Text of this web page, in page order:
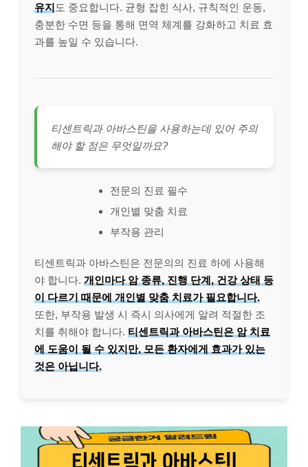
유지 도 중요합니다. 균형 잡힌 식사, 규칙적인 운동,
충분한 수면 등을 통해 면역 체계를 강화하고 치료 효
과를 높일 수 있습니다.
티센트릭과 아바스틴을 사용하는데 있어 주의
해야 할 점은 무엇일까요?
전문의 진료 필수
개인별 맞춤 치료
부작용 관리
티센트릭과 아바스틴은 전문의의 진료 하에 사용해
야 합니다. 개인마다 암 종류, 진행 단계, 건강 상태 등
이 다르기 때문에 개인별 맞춤 치료가 필요합니다.
또한, 부작용 발생 시 즉시 의사에게 알려 적절한 조
치를 취해야 합니다. 티센트릭과 아바스틴은 암 치료
에 도움이 될 수 있지만, 모든 환자에게 효과가 있는
것은 아닙니다.